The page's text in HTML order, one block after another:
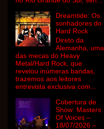
Dreamtide: Os
sonhadores do
Hard Rock
Direto da
Alemanha, uma
das mecas do Heavy
Metal/Hard Rock, que
revelou inúmeras bandas,
trazemos aos leitores
entrevista exclusiva com...
Cobertura de
Show: Masters
Of Voices –
18/07/2026 –